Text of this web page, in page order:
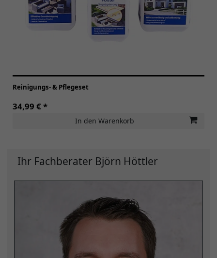
Reinigungs- & Pflegeset
34,99 € *
In den Warenkorb
Ihr Fachberater Björn Höttler